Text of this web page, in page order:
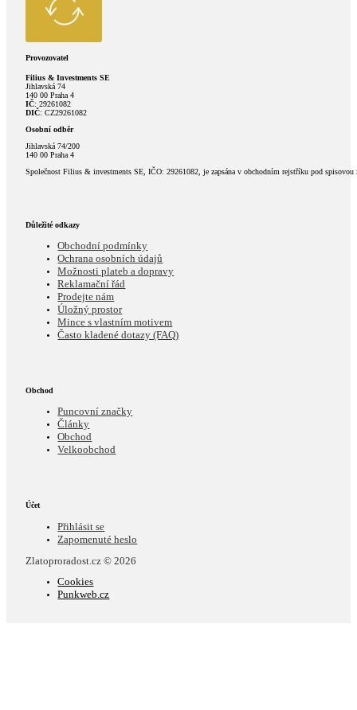
Provozovatel
Filius & Investments SE
Jihlavská 74
140 00 Praha 4
IČ: 29261082
DIČ: CZ29261082
Osobní odběr
Jihlavská 74/200
140 00 Praha 4
Společnost Filius & investments SE, IČO: 29261082, je zapsána v obchodním rejstříku pod spisovou
Důležité odkazy
Obchodní podmínky
Ochrana osobních údajů
Možnosti plateb a dopravy
Reklamační řád
Prodejte nám
Úložný prostor
Mince s vlastním motivem
Často kladené dotazy (FAQ)
Obchod
Puncovní značky
Články
Obchod
Velkoobchod
Účet
Přihlásit se
Zapomenuté heslo
Zlatoproradost.cz © 2026
Cookies
Punkweb.cz